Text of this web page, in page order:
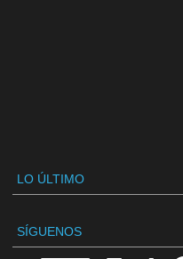
LO ÚLTIMO
SÍGUENOS